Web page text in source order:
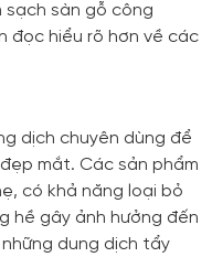
sạch sàn gỗ công
đọc hiểu rõ hơn về các
dịch chuyên dùng để
mắt. Các sản phẩm
có khả năng loại bỏ
hề gây ảnh hưởng đến
dung dịch tẩy